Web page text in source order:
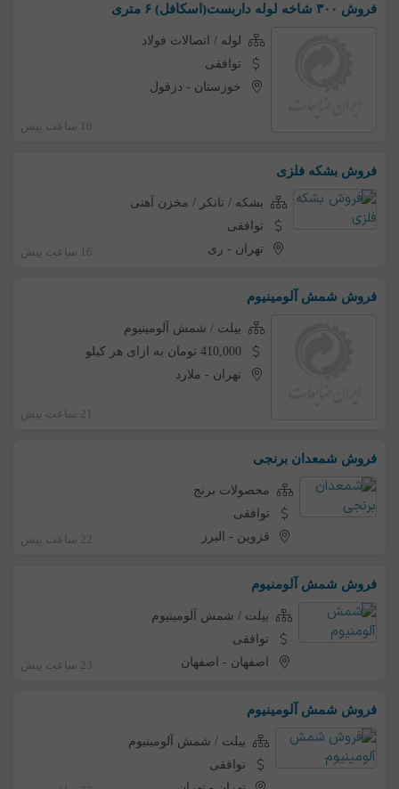
فروش ۳۰۰ شاخه لوله داربست(اسکافل) ۶ متری
لوله / اتصالات فولاد
توافقی
خوزستان - دزفول
16 ساعت پیش
فروش بشکه فلزی
بشکه / تانکر / مخزن آهنی
توافقی
تهران - ری 16 ساعت پیش
فروش شمش آلومینیوم
بیلت / شمش آلومینیوم
410,000 تومان به ازای هر کیلو
تهران - ملارد
21 ساعت پیش
فروش شمعدان برنجی
محصولات برنج
توافقی
قزوین - البرز 22 ساعت پیش
فروش شمش آلومنیوم
بیلت / شمش آلومینیوم
توافقی
اصفهان - اصفهان 23 ساعت پیش
فروش شمش آلومینیوم
بیلت / شمش آلومینیوم
توافقی